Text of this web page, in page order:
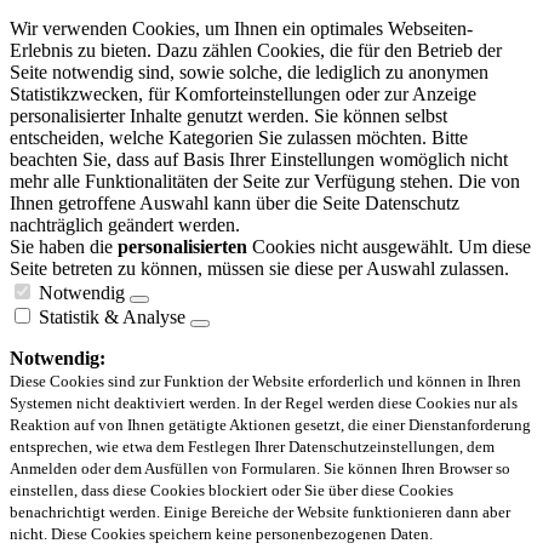
Wir verwenden Cookies, um Ihnen ein optimales Webseiten-
Erlebnis zu bieten. Dazu zählen Cookies, die für den Betrieb der
Seite notwendig sind, sowie solche, die lediglich zu anonymen
Statistikzwecken, für Komforteinstellungen oder zur Anzeige
personalisierter Inhalte genutzt werden. Sie können selbst
entscheiden, welche Kategorien Sie zulassen möchten. Bitte
beachten Sie, dass auf Basis Ihrer Einstellungen womöglich nicht
mehr alle Funktionalitäten der Seite zur Verfügung stehen. Die von
Ihnen getroffene Auswahl kann über die Seite Datenschutz
nachträglich geändert werden.
Sie haben die personalisierten Cookies nicht ausgewählt. Um diese
Seite betreten zu können, müssen sie diese per Auswahl zulassen.
Notwendig
Statistik & Analyse
Notwendig:
Diese Cookies sind zur Funktion der Website erforderlich und können in Ihren
Systemen nicht deaktiviert werden. In der Regel werden diese Cookies nur als
Reaktion auf von Ihnen getätigte Aktionen gesetzt, die einer Dienstanforderung
entsprechen, wie etwa dem Festlegen Ihrer Datenschutzeinstellungen, dem
Anmelden oder dem Ausfüllen von Formularen. Sie können Ihren Browser so
einstellen, dass diese Cookies blockiert oder Sie über diese Cookies
benachrichtigt werden. Einige Bereiche der Website funktionieren dann aber
nicht. Diese Cookies speichern keine personenbezogenen Daten.